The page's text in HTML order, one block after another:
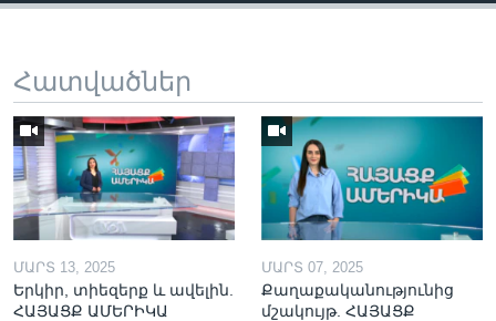
Հատվածներ
ՄԱՐՏ 13, 2025
Երկիր, տիեզերք և ավելին.
ՀԱՅԱՑՔ ԱՄԵՐԻԿԱ
ՄԱՐՏ 07, 2025
Քաղաքականությունից
մշակույթ. ՀԱՅԱՑՔ